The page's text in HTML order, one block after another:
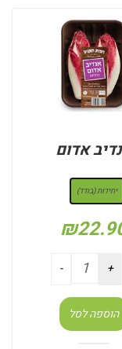
אדום
יחידות (בודד)
₪
הוספה לסל